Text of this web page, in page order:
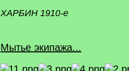
ХАРБИН 1910-е
Мытье экипажа...